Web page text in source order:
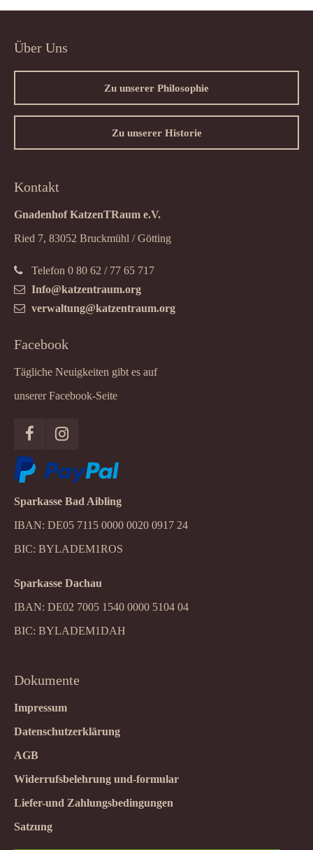
Über Uns
Zu unserer Philosophie
Zu unserer Historie
Kontakt
Gnadenhof KatzenTRaum e.V.
Ried 7, 83052 Bruckmühl / Götting
Telefon 0 80 62 / 77 65 717
Info@katzentraum.org
verwaltung@katzentraum.org
Facebook
Tägliche Neuigkeiten gibt es auf
unserer Facebook-Seite
Sparkasse Bad Aibling
IBAN: DE05 7115 0000 0020 0917 24
BIC: BYLADEM1ROS
Sparkasse Dachau
IBAN: DE02 7005 1540 0000 5104 04
BIC: BYLADEM1DAH
Dokumente
Impressum
Datenschutzerklärung
AGB
Widerrufsbelehrung und-formular
Liefer-und Zahlungsbedingungen
Satzung